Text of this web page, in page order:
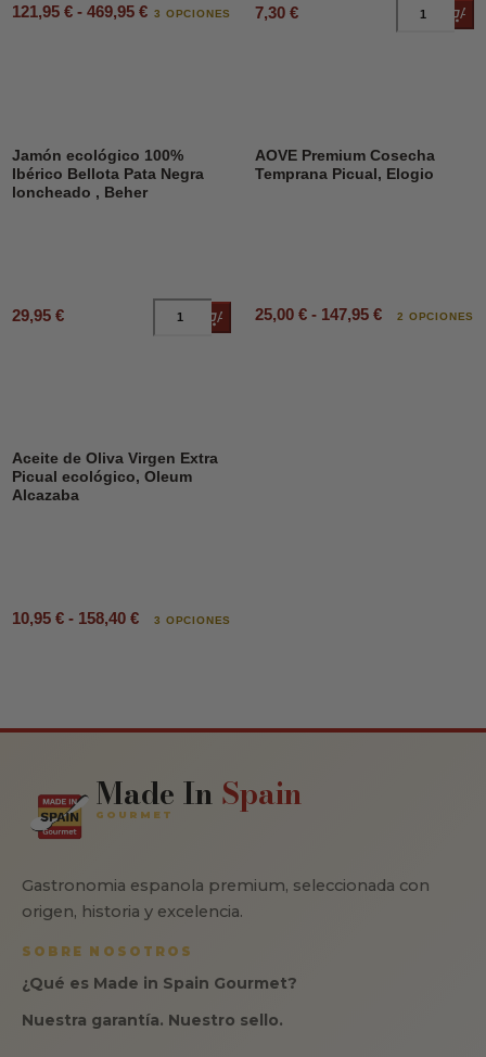
121,95 € - 469,95 € 3 OPCIONES 7,30 €
Jamón ecológico 100%
Ibérico Bellota Pata Negra
loncheado , Beher
29,95 € Añadir al carrito
AOVE Premium Cosecha
Temprana Picual, Elogio
25,00 € - 147,95 € 2 OPCIONES
Aceite de Oliva Virgen Extra
Picual ecológico, Oleum
Alcazaba
10,95 € - 158,40 € 3 OPCIONES
Made In Spain
GOURMET
Gastronomia espanola premium, seleccionada con
origen, historia y excelencia.
SOBRE NOSOTROS
¿Qué es Made in Spain Gourmet?
Nuestra garantía. Nuestro sello.